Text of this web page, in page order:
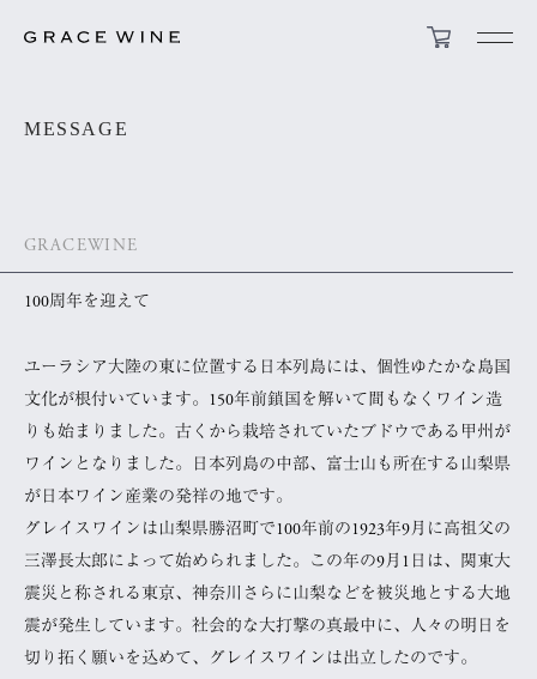
MESSAGE
GRACEWINE
100周年を迎えて
ユーラシア大陸の東に位置する日本列島には、個性ゆたかな島国
文化が根付いています。150年前鎖国を解いて間もなくワイン造
りも始まりました。古くから栽培されていたブドウである甲州が
ワインとなりました。日本列島の中部、富士山も所在する山梨県
が日本ワイン産業の発祥の地です。
グレイスワインは山梨県勝沼町で100年前の1923年9月に高祖父の
三澤長太郎によって始められました。この年の9月1日は、関東大
震災と称される東京、神奈川さらに山梨などを被災地とする大地
震が発生しています。社会的な大打撃の真最中に、人々の明日を
切り拓く願いを込めて、グレイスワインは出立したのです。